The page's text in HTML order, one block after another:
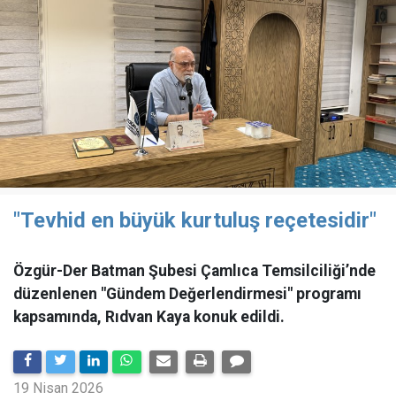
"Tevhid en büyük kurtuluş reçetesidir"
Özgür-Der Batman Şubesi Çamlıca Temsilciliği’nde
düzenlenen "Gündem Değerlendirmesi" programı
kapsamında, Rıdvan Kaya konuk edildi.
19 Nisan 2026